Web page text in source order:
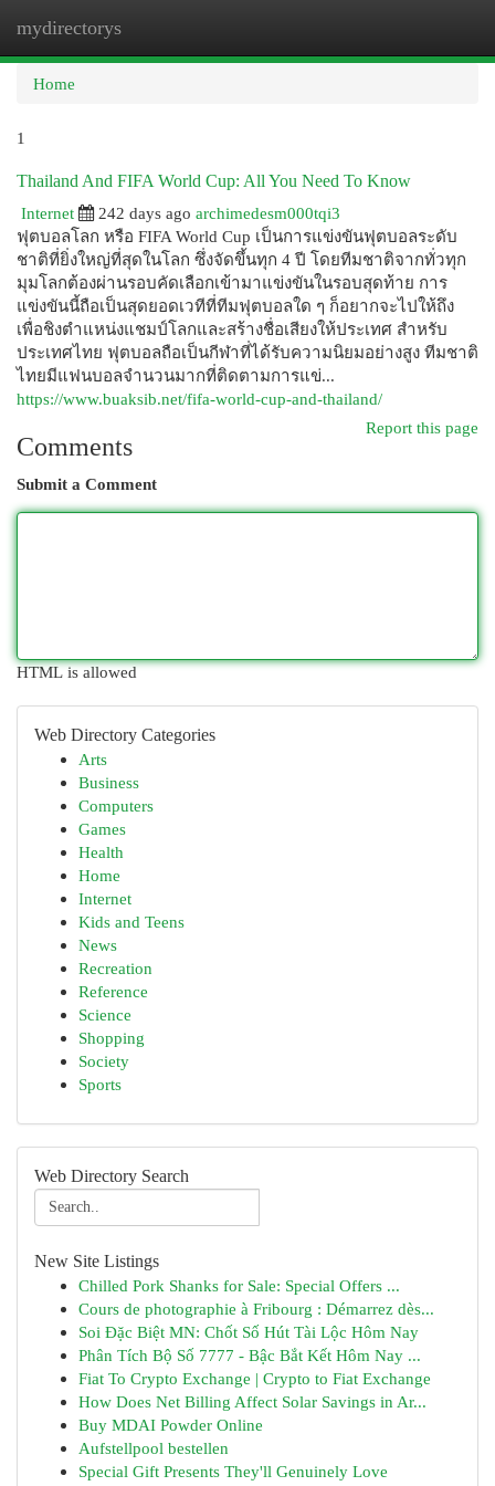
mydirectorys
Home
1
Thailand And FIFA World Cup: All You Need To Know
Internet
242 days ago archimedesm000tqi3
ฟุตบอลโลก หรือ FIFA World Cup เป็นการแข่งขันฟุตบอลระดับ
ชาติที่ยิ่งใหญ่ที่สุดในโลก ซึ่งจัดขึ้นทุก 4 ปี โดยทีมชาติจากทั่วทุก
มุมโลกต้องผ่านรอบคัดเลือกเข้ามาแข่งขันในรอบสุดท้าย การ
แข่งขันนี้ถือเป็นสุดยอดเวทีที่ทีมฟุตบอลใด ๆ ก็อยากจะไปให้ถึง
เพื่อชิงตำแหน่งแชมป์โลกและสร้างชื่อเสียงให้ประเทศ สำหรับ
ประเทศไทย ฟุตบอลถือเป็นกีฬาที่ได้รับความนิยมอย่างสูง ทีมชาติ
ไทยมีแฟนบอลจำนวนมากที่ติดตามการแข่...
https://www.buaksib.net/fifa-world-cup-and-thailand/
Report this page
Comments
Submit a Comment
HTML is allowed
Web Directory Categories
Arts
Business
Computers
Games
Health
Home
Internet
Kids and Teens
News
Recreation
Reference
Science
Shopping
Society
Sports
Web Directory Search
New Site Listings
Chilled Pork Shanks for Sale: Special Offers ...
Cours de photographie à Fribourg : Démarrez dès...
Soi Đặc Biệt MN: Chốt Số Hút Tài Lộc Hôm Nay
Phân Tích Bộ Số 7777 - Bậc Bắt Kết Hôm Nay ...
Fiat To Crypto Exchange | Crypto to Fiat Exchange
How Does Net Billing Affect Solar Savings in Ar...
Buy MDAI Powder Online
Aufstellpool bestellen
Special Gift Presents They'll Genuinely Love